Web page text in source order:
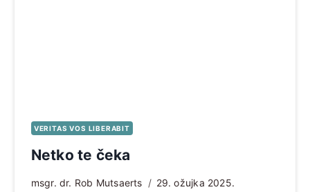
VERITAS VOS LIBERABIT
Netko te čeka
msgr. dr. Rob Mutsaerts 29. ožujka 2025.